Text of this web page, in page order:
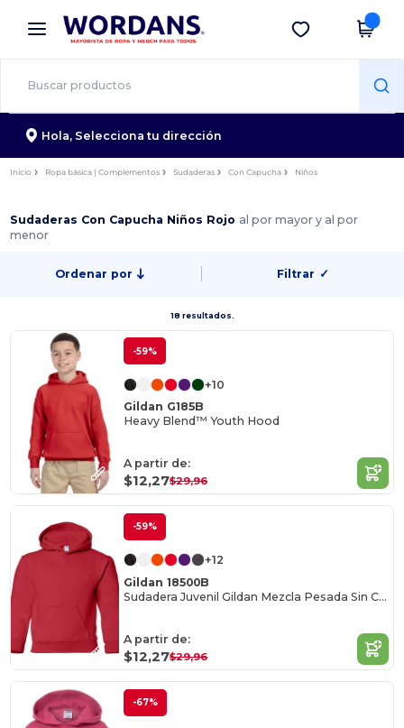
× App de Wordans
¡Mejores precios en app!
Descargar app
Hola, Selecciona tu dirección
Inicio Ropa básica | Complementos Sudaderas Con Capucha Niños
Sudaderas Con Capucha Niños Rojo al por mayor y al por
menor
Ordenar por Filtrar ✓
18 resultados.
-59%
+10
Gildan G185B
Heavy Blend™ Youth Hood
A partir de:
$12,27$29,96
-59%
+12
Gildan 18500B
Sudadera Juvenil Gildan Mezcla Pesada Sin Cordón
A partir de:
$12,27$29,96
-67%